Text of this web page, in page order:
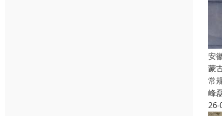
安
蒙
常
峰
26-